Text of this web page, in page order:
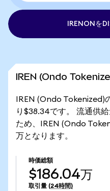
IRENONを
IREN (Ondo
IREN (Ondo Tokenized)
り$38.34です。 流通供
ため、IREN (Ondo
万となります。
時価総額
$186.04万
取引量 (24時間)